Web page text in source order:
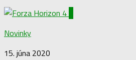
Novinky
15. júna 2020